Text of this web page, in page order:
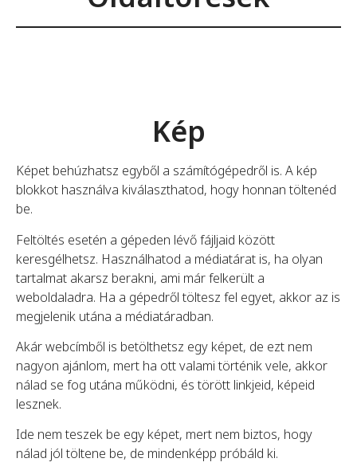
Kép
Képet behúzhatsz egyből a számítógépedről is. A kép
blokkot használva kiválaszthatod, hogy honnan töltenéd
be.
Feltöltés esetén a gépeden lévő fájljaid között
keresgélhetsz. Használhatod a médiatárat is, ha olyan
tartalmat akarsz berakni, ami már felkerült a
weboldaladra. Ha a gépedről töltesz fel egyet, akkor az is
megjelenik utána a médiatáradban.
Akár webcímből is betölthetsz egy képet, de ezt nem
nagyon ajánlom, mert ha ott valami történik vele, akkor
nálad se fog utána működni, és törött linkjeid, képeid
lesznek.
Ide nem teszek be egy képet, mert nem biztos, hogy
nálad jól töltene be, de mindenképp próbáld ki.